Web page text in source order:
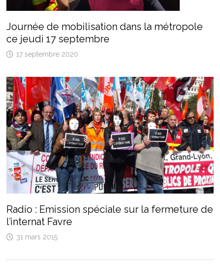
Journée de mobilisation dans la métropole
ce jeudi 17 septembre
17 septembre 2020
Radio : Emission spéciale sur la fermeture de
l’internat Favre
31 mars 2015